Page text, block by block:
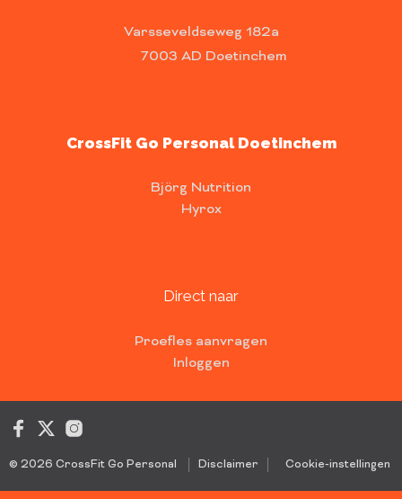
Varsseveldseweg 182a
7003 AD Doetinchem
CrossFit Go Personal Doetinchem
Björg Nutrition
Hyrox
Direct naar
Proefles aanvragen
Inloggen
© 2026 CrossFit Go Personal Disclaimer Cookie-instellingen